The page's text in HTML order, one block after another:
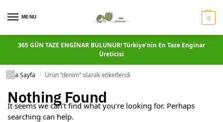
MENU 0
365 GÜN TAZE ENGİNAR BULUNUR! Türkiye’nin En Taze Enginar
Üreticisi
Ana Sayfa / Ürün “denim” olarak etiketlendi
Nothing Found
It seems we can’t find what you’re looking for. Perhaps
searching can help.